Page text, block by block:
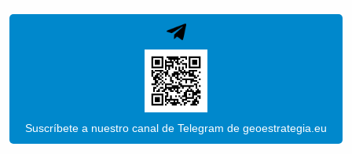
Suscríbete a nuestro canal de Telegram de geoestrategia.eu